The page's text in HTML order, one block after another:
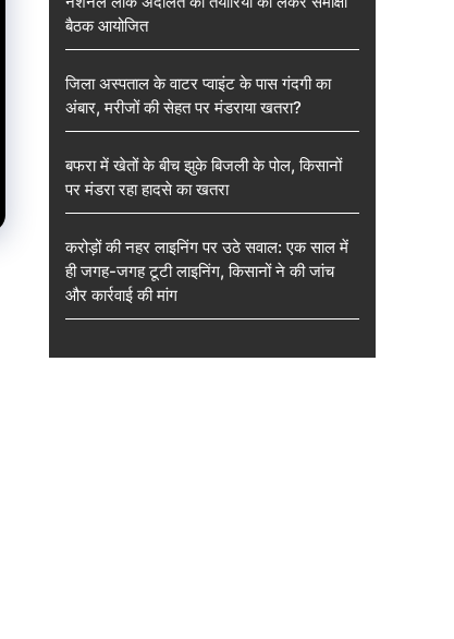
बैठक आयोजित
जिला अस्पताल के वाटर प्वाइंट के पास गंदगी का
अंबार, मरीजों की सेहत पर मंडराया खतरा?
बफरा में खेतों के बीच झुके बिजली के पोल, किसानों
पर मंडरा रहा हादसे का खतरा
करोड़ों की नहर लाइनिंग पर उठे सवाल: एक साल में
ही जगह-जगह टूटी लाइनिंग, किसानों ने की जांच
और कार्रवाई की मांग